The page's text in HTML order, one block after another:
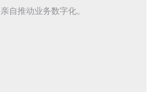
自推动业务数字化。